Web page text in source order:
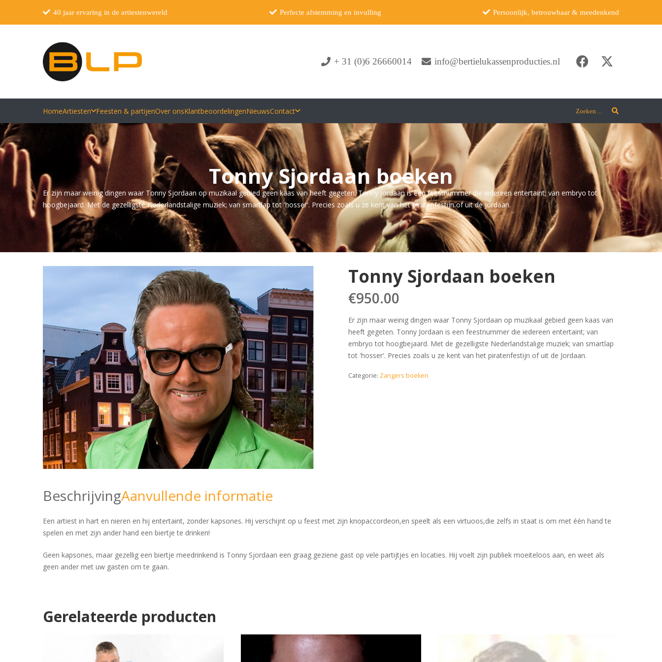
40 jaar ervaring in de artiestenwereld Perfecte afstemming en invulling Persoonlijk, betrouwbaar & meedenkend
+ 31 (0)6 26660014 info@bertielukassenproducties.nl
HomeArtiesten Feesten & partijenOver onsKlantbeoordelingenNieuwsContact Zoeken…
Tonny Sjordaan boeken
Er zijn maar weinig dingen waar Tonny Sjordaan op muzikaal gebied geen kaas van heeft gegeten. Tonny Jordaan is een feestnummer die iedereen entertaint; van embryo tot
hoogbejaard. Met de gezelligste Nederlandstalige muziek; van smartlap tot 'hosser'. Precies zoals u ze kent van het piratenfestijn of uit de Jordaan.
Tonny Sjordaan boeken
€950.00
Er zijn maar weinig dingen waar Tonny Sjordaan op muzikaal gebied geen kaas van
heeft gegeten. Tonny Jordaan is een feestnummer die iedereen entertaint; van
embryo tot hoogbejaard. Met de gezelligste Nederlandstalige muziek; van smartlap
tot 'hosser'. Precies zoals u ze kent van het piratenfestijn of uit de Jordaan.
Categorie: Zangers boeken
BeschrijvingAanvullende informatie
Een artiest in hart en nieren en hij entertaint, zonder kapsones. Hij verschijnt op u feest met zijn knopaccordeon,en speelt als een virtuoos,die zelfs in staat is om met één hand te
spelen en met zijn ander hand een biertje te drinken!
Geen kapsones, maar gezellig een biertje meedrinkend is Tonny Sjordaan een graag geziene gast op vele partijtjes en locaties. Hij voelt zijn publiek moeiteloos aan, en weet als
geen ander met uw gasten om te gaan.
Gerelateerde producten